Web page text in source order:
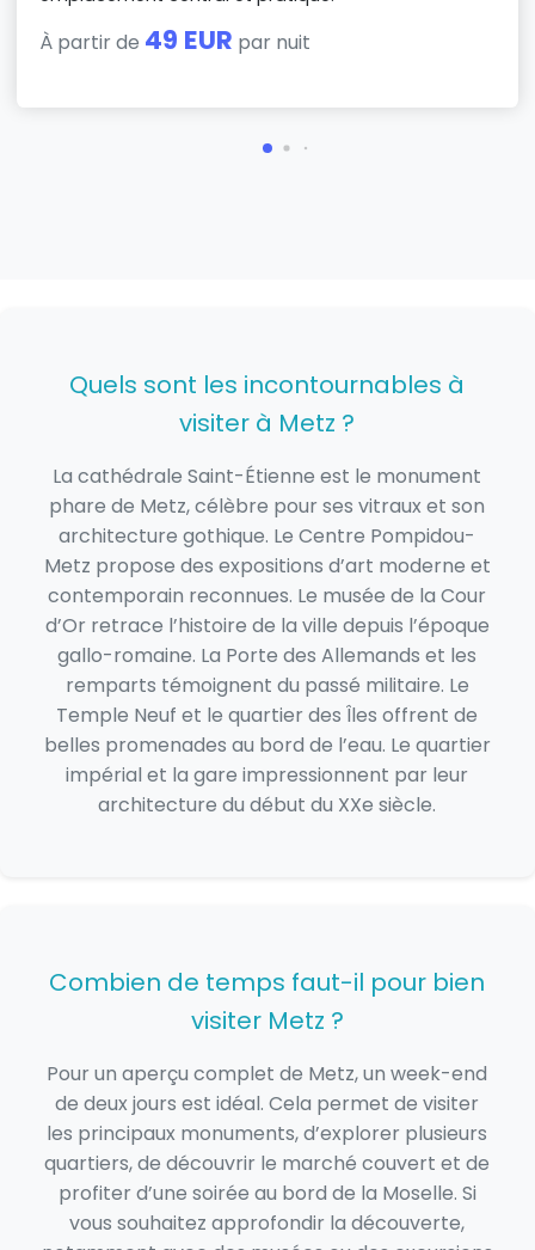
À partir de 49 EUR par nuit
Quels sont les incontournables à
visiter à Metz ?
La cathédrale Saint-Étienne est le monument
phare de Metz, célèbre pour ses vitraux et son
architecture gothique. Le Centre Pompidou-
Metz propose des expositions d’art moderne et
contemporain reconnues. Le musée de la Cour
d’Or retrace l’histoire de la ville depuis l’époque
gallo-romaine. La Porte des Allemands et les
remparts témoignent du passé militaire. Le
Temple Neuf et le quartier des Îles offrent de
belles promenades au bord de l’eau. Le quartier
impérial et la gare impressionnent par leur
architecture du début du XXe siècle.
Combien de temps faut-il pour bien
visiter Metz ?
Pour un aperçu complet de Metz, un week-end
de deux jours est idéal. Cela permet de visiter
les principaux monuments, d’explorer plusieurs
quartiers, de découvrir le marché couvert et de
profiter d’une soirée au bord de la Moselle. Si
vous souhaitez approfondir la découverte,